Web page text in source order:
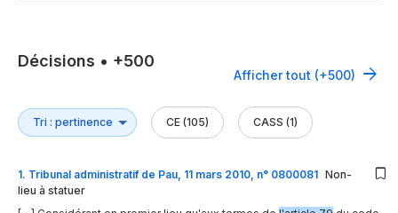
Décisions • +500
Afficher tout (+500)
CE (105) CASS (1)
1. Tribunal administratif de Pau, 11 mars 2010, n° 0800081 Non-
lieu à statuer